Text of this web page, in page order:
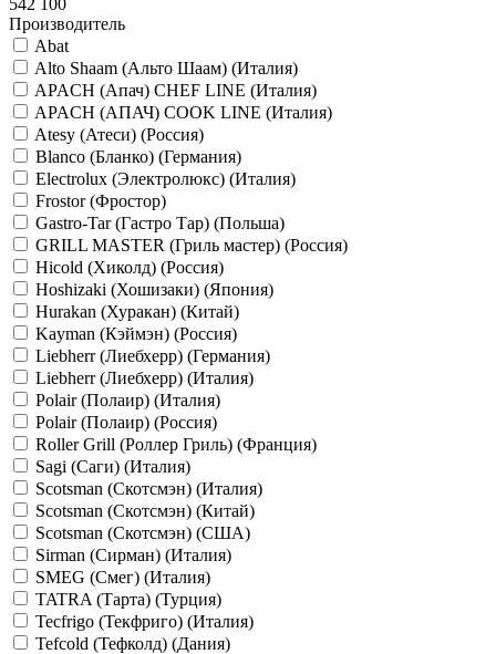
Производитель
Abat
Alto Shaam (Альто Шаам) (Италия)
APACH (Апач) CHEF LINE (Италия)
APACH (АПАЧ) COOK LINE (Италия)
Atesy (Атеси) (Россия)
Blanco (Бланко) (Германия)
Electrolux (Электролюкс) (Италия)
Frostor (Фростор)
Gastro-Tar (Гастро Тар) (Польша)
GRILL MASTER (Гриль мастер) (Россия)
Hicold (Хиколд) (Россия)
Hoshizaki (Хошизаки) (Япония)
Hurakan (Хуракан) (Китай)
Kayman (Кэймэн) (Россия)
Liebherr (Лиебхерр) (Германия)
Liebherr (Лиебхерр) (Италия)
Polair (Полаир) (Италия)
Polair (Полаир) (Россия)
Roller Grill (Роллер Гриль) (Франция)
Sagi (Саги) (Италия)
Scotsman (Скотсмэн) (Италия)
Scotsman (Скотсмэн) (Китай)
Scotsman (Скотсмэн) (США)
Sirman (Сирман) (Италия)
SMEG (Смег) (Италия)
TATRA (Тарта) (Турция)
Tecfrigo (Текфриго) (Италия)
Tefcold (Тефколд) (Дания)